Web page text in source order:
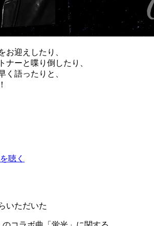
お迎えしたり、
ナーと喋り倒したり、
く語ったりと、
聴く
いただいた